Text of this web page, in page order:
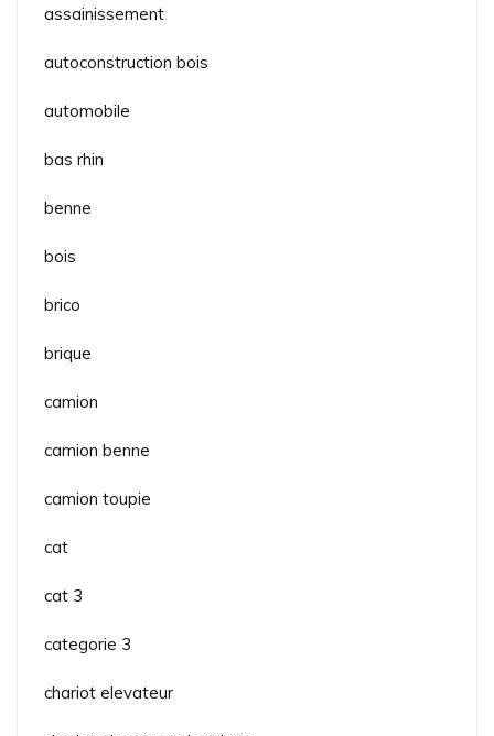
assainissement
autoconstruction bois
automobile
bas rhin
benne
bois
brico
brique
camion
camion benne
camion toupie
cat
cat 3
categorie 3
chariot elevateur